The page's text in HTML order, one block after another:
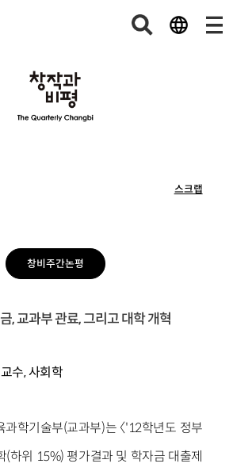
스크랩
창비주간논평
, 교과부 관료, 그리고 대학 개혁
수, 사회학
학기술부(교과부)는 〈'12학년도 정부
하위 15%) 평가결과 및 학자금 대출제